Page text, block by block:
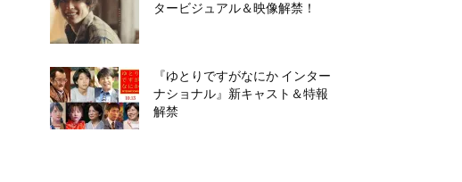
タービジュアル＆映像解禁！
『ゆとりですがなにか インター
ナショナル』新キャスト＆特報
解禁